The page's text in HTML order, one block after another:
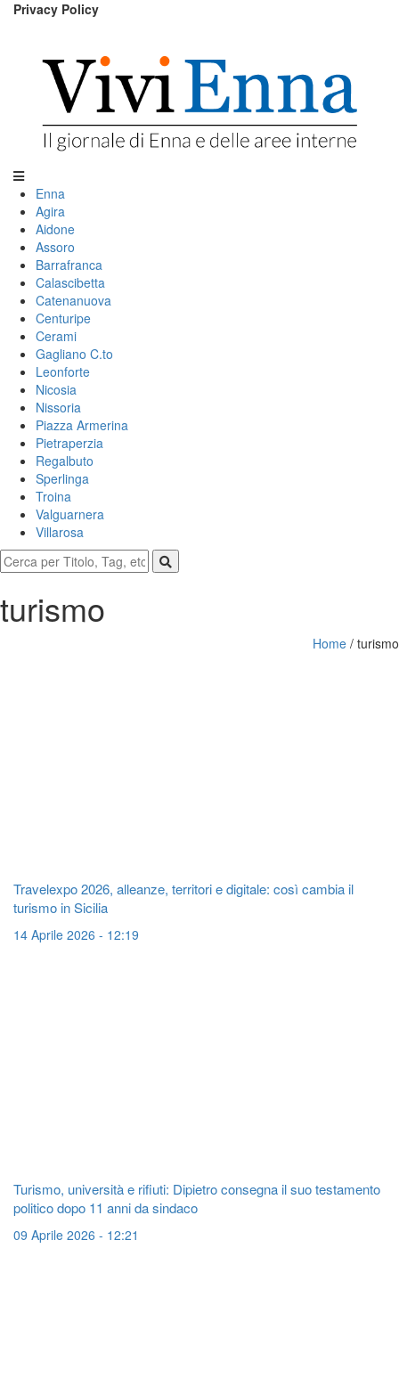
Privacy Policy
Enna
Agira
Aidone
Assoro
Barrafranca
Calascibetta
Catenanuova
Centuripe
Cerami
Gagliano C.to
Leonforte
Nicosia
Nissoria
Piazza Armerina
Pietraperzia
Regalbuto
Sperlinga
Troina
Valguarnera
Villarosa
turismo
Home / turismo
Travelexpo 2026, alleanze, territori e digitale: così cambia il
turismo in Sicilia
14 Aprile 2026 - 12:19
Turismo, università e rifiuti: Dipietro consegna il suo testamento
politico dopo 11 anni da sindaco
09 Aprile 2026 - 12:21